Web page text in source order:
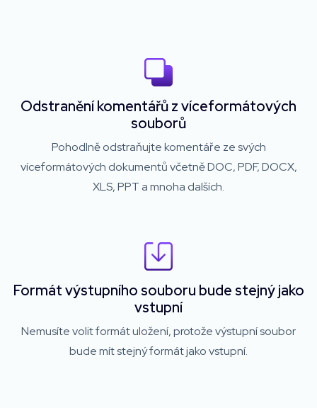
Odstranění komentářů z víceformátových
souborů
Pohodlně odstraňujte komentáře ze svých
víceformátových dokumentů včetně DOC, PDF, DOCX,
XLS, PPT a mnoha dalších.
Formát výstupního souboru bude stejný jako
vstupní
Nemusíte volit formát uložení, protože výstupní soubor
bude mít stejný formát jako vstupní.